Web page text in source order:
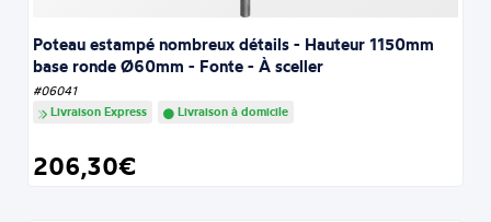
Poteau estampé nombreux détails - Hauteur 1150mm
base ronde Ø60mm - Fonte - À sceller
#06041
Livraison Express
Livraison à domicile
206,30€